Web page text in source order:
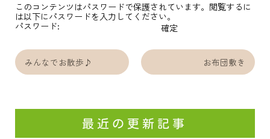
このコンテンツはパスワードで保護されています。閲覧するに
は以下にパスワードを入力してください。
パスワード:
みんなでお散歩♪ お布団敷き
最近の更新記事